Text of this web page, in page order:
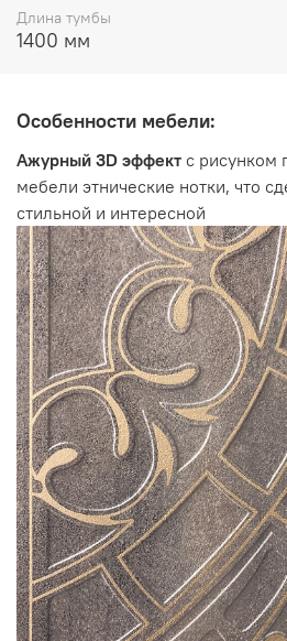
Цвет:
корпус - Кена
фасад - Белый Песок / Фреска
Производитель:
Длина тумбы
1400 мм
Особенности мебели:
Ажурный 3D эффект с рисунком
мебели этнические нотки, что
стильной и интересной